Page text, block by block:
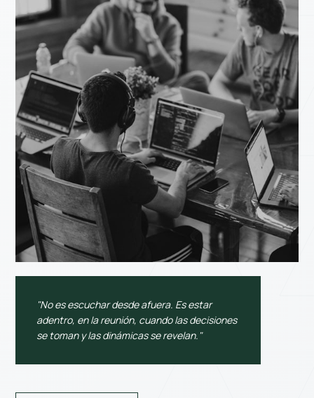
"No es escuchar desde afuera. Es estar
adentro, en la reunión, cuando las decisiones
se toman y las dinámicas se revelan."